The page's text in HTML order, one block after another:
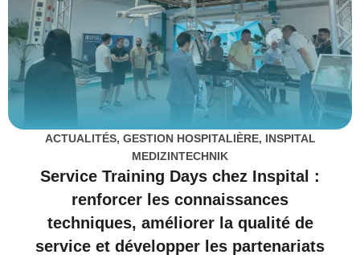
ACTUALITÉS, GESTION HOSPITALIÈRE, INSPITAL
MEDIZINTECHNIK
Service Training Days chez Inspital :
renforcer les connaissances
techniques, améliorer la qualité de
service et développer les partenariats